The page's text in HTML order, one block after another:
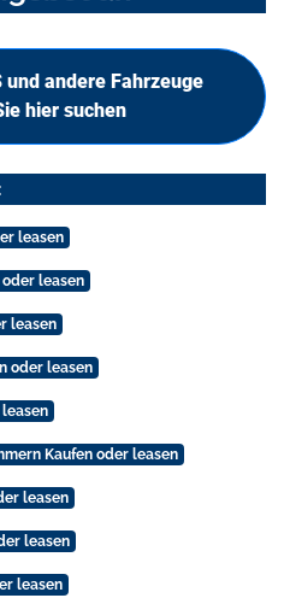
andere Fahrzeuge
hier suchen
leasen
leasen
leasen
oder leasen
Kaufen oder leasen
leasen
leasen
leasen